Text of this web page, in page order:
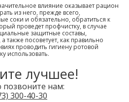
влияние оказывает рацион
из него, прежде всего,
соки и обязательно, обратиться к
проведет профчистку, в случае
защитные составы,
посоветует, как правильно
проводить гигиену ротовой
использовать.
лучшее!
позвоните нам:
300-40-30